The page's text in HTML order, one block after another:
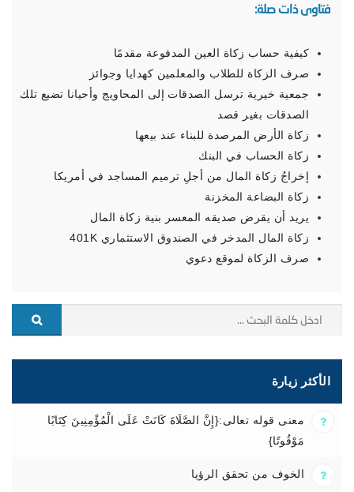
فتاوى ذات صلة:
كيفية حساب زكاة العين المدفوعة مقدمًا
صرف الزكاة للطلاب والمعلمين كهدايا وجوائز
جمعية خيرية ترسل الصدقات إلى المحاويج وأحيانا تضيع تلك
الصدقات بغير قصد
زكاة الأرض المرصدة للبناء عند بيعها
زكاة الحساب في البنك
إخراجُ زكاة المال من أجلِ ترميم المساجد في أمريكا
زكاة البضاعة المخزنة
يريد أن يقرض صديقه المعسر بنية زكاة المال
زكاة المال المدخر في الصندوق الاستثماري 401K
صرف الزكاة لموقع دعوي
الأكثر زيارة
معنى قوله تعالى:{إِنَّ الصَّلَاةَ كَانَتْ عَلَى الْمُؤْمِنِينَ كِتَابًا
مَوْقُوتًا}
الخوف من تحقق الرؤيا